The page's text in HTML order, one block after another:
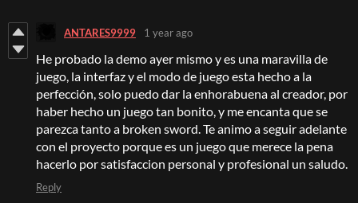
ANTARES9999 1 year ago
He probado la demo ayer mismo y es una maravilla de
juego, la interfaz y el modo de juego esta hecho a la
perfección, solo puedo dar la enhorabuena al creador, por
haber hecho un juego tan bonito, y me encanta que se
parezca tanto a broken sword. Te animo a seguir adelante
con el proyecto porque es un juego que merece la pena
hacerlo por satisfaccion personal y profesional un saludo.
Reply